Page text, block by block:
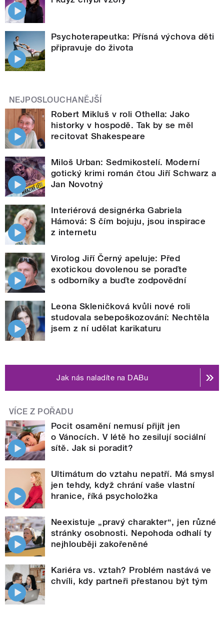
Psychoterapeutka: Přísná výchova děti
připravuje do života
NEJPOSLOUCHANĚJŠÍ
Robert Mikluš v roli Othella: Jako
historky v hospodě. Tak by se měl
recitovat Shakespeare
Miloš Urban: Sedmikostelí. Moderní
gotický krimi román čtou Jiří Schwarz a
Jan Novotný
Interiérová designérka Gabriela
Hámová: S čím bojuju, jsou inspirace
z internetu
Virolog Jiří Černý apeluje: Před
exotickou dovolenou se poraďte
s odborníky a buďte zodpovědní
Leona Skleničková kvůli nové roli
studovala sebepoškozování: Nechtěla
jsem z ní udělat karikaturu
Jak nás naladíte na DABu
VÍCE Z POŘADU
Pocit osamění nemusí přijít jen
o Vánocích. V létě ho zesilují sociální
sítě. Jak si poradit?
Ultimátum do vztahu nepatří. Má smysl
jen tehdy, když chrání vaše vlastní
hranice, říká psycholožka
Neexistuje „pravý charakter“, jen různé
stránky osobnosti. Nepohoda odhalí ty
nejhlouběji zakořeněné
Kariéra vs. vztah? Problém nastává ve
chvíli, kdy partneři přestanou být tým